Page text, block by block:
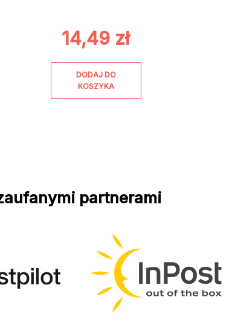
14,49 zł
DODAJ DO
KOSZYKA
partnerami